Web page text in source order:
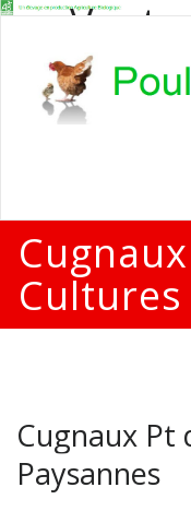
Vente en
Cultures
Cugnaux Pt
Paysannes